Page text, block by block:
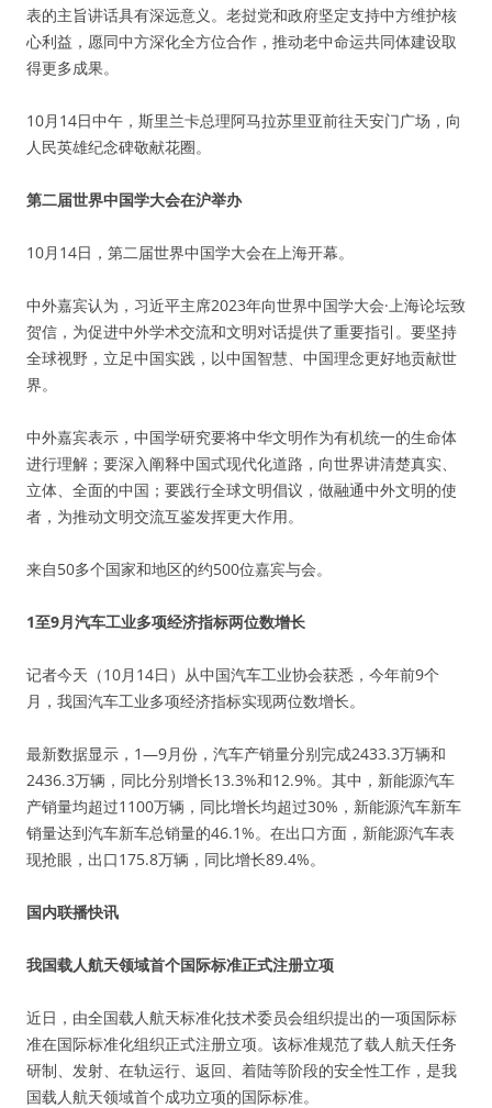
表的主旨讲话具有深远意义。老挝党和政府坚定支持中方维护核
心利益，愿同中方深化全方位合作，推动老中命运共同体建设取
得更多成果。
10月14日中午，斯里兰卡总理阿马拉苏里亚前往天安门广场，向
人民英雄纪念碑敬献花圈。
第二届世界中国学大会在沪举办
10月14日，第二届世界中国学大会在上海开幕。
中外嘉宾认为，习近平主席2023年向世界中国学大会·上海论坛致
贺信，为促进中外学术交流和文明对话提供了重要指引。要坚持
全球视野，立足中国实践，以中国智慧、中国理念更好地贡献世
界。
中外嘉宾表示，中国学研究要将中华文明作为有机统一的生命体
进行理解；要深入阐释中国式现代化道路，向世界讲清楚真实、
立体、全面的中国；要践行全球文明倡议，做融通中外文明的使
者，为推动文明交流互鉴发挥更大作用。
来自50多个国家和地区的约500位嘉宾与会。
1至9月汽车工业多项经济指标两位数增长
记者今天（10月14日）从中国汽车工业协会获悉，今年前9个
月，我国汽车工业多项经济指标实现两位数增长。
最新数据显示，1—9月份，汽车产销量分别完成2433.3万辆和
2436.3万辆，同比分别增长13.3%和12.9%。其中，新能源汽车
产销量均超过1100万辆，同比增长均超过30%，新能源汽车新车
销量达到汽车新车总销量的46.1%。在出口方面，新能源汽车表
现抢眼，出口175.8万辆，同比增长89.4%。
国内联播快讯
我国载人航天领域首个国际标准正式注册立项
近日，由全国载人航天标准化技术委员会组织提出的一项国际标
准在国际标准化组织正式注册立项。该标准规范了载人航天任务
研制、发射、在轨运行、返回、着陆等阶段的安全性工作，是我
国载人航天领域首个成功立项的国际标准。